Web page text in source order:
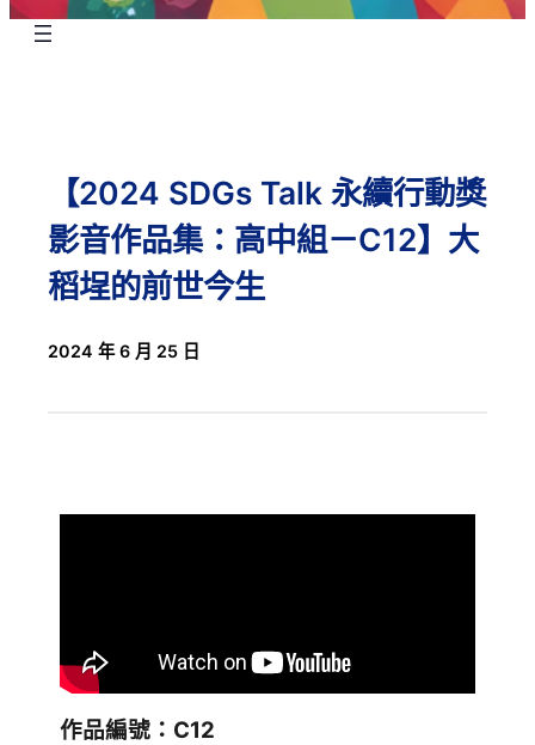
【2024 SDGs Talk 永續行動獎
影音作品集：高中組－C12】大
稻埕的前世今生
2024 年 6 月 25 日
作品編號：C12